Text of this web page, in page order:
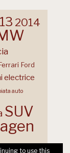
2014
Ford
electrice
auto
SUV
to use this